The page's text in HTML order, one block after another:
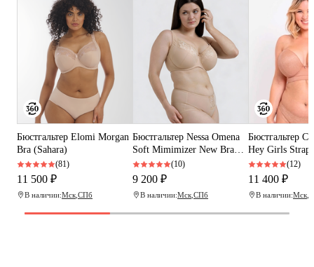
Бюстгальтер Elomi Morgan
Bra (Sahara)
(81)
11 500 ₽
В наличии:Мск СПб
Бюстгальтер Nessa Omena
Soft Mimimizer New Bra
(Beige)
(10)
9 200 ₽
В наличии:Мск СПб
Бюстгальтер
Hey Girls
(Latte)
(12)
11 400 ₽
В наличии:Мск